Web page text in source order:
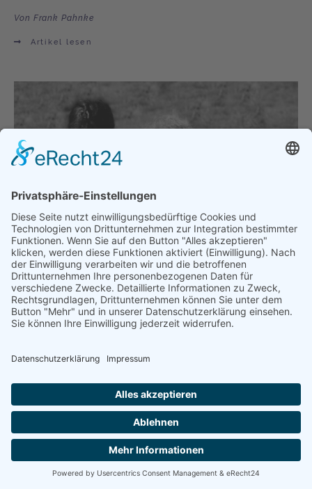
Von Frank Pahnke
Artikel lesen
LEBENSFRAGEN
„Ich bin genau wie meine Mutter!“
LEBEN